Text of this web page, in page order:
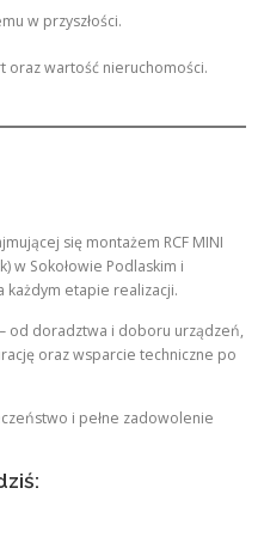
w przyszłości.
oraz wartość nieruchomości.
się montażem RCF MINI
w Sokołowie Podlaskim i
każdym etapie realizacji.
od doradztwa i doboru urządzeń,
oraz wsparcie techniczne po
i pełne zadowolenie